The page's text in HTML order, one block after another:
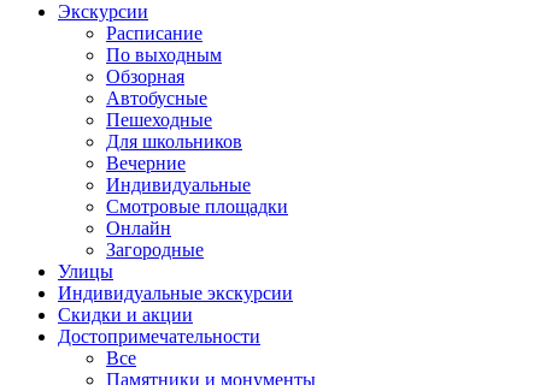
Экскурсии
Расписание
По выходным
Обзорная
Автобусные
Пешеходные
Для школьников
Вечерние
Индивидуальные
Смотровые площадки
Онлайн
Загородные
Улицы
Индивидуальные экскурсии
Скидки и акции
Достопримеча­тельности
Все
Памятники и монументы